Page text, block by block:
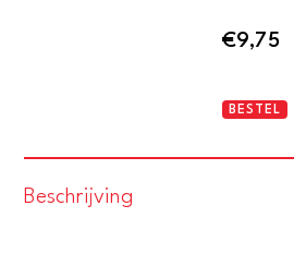
€9,75
Noord-
BESTEL
Beschrijving